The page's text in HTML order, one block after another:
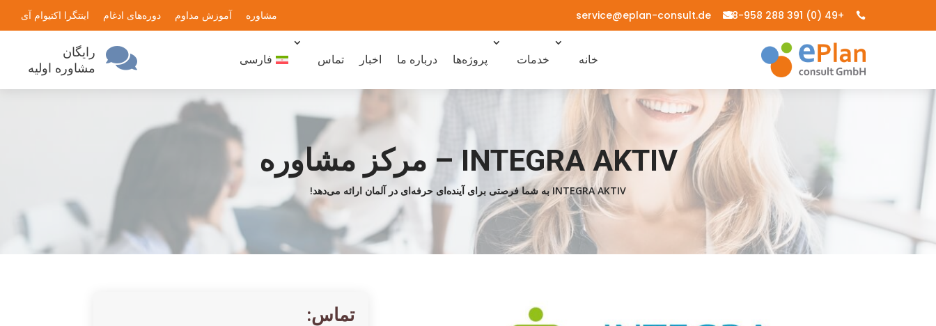

+49 (0) 391 288 98-958

service@eplan-consult.de مشاوره آموزش مداوم دوره‌های ادغام اینتگرا اکتیوام آی
خانه خدمات پروژه‌ها درباره ما اخبار تماس فارسی 
رایگان
مشاوره اولیه
INTEGRA AKTIV – مرکز مشاوره
INTEGRA AKTIV به شما فرصتی برای آینده‌ای حرفه‌ای در آلمان ارائه می‌دهد!
تماس: